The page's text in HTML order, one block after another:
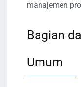
manajemen
Bagian
Umum